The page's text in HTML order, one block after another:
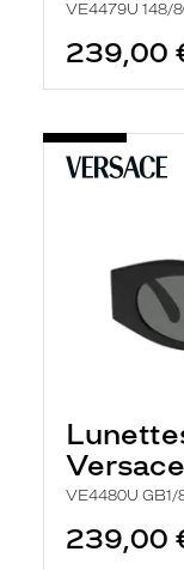
VE4479U 148/
239,00
Versace
VE4480U GB1/
239,00